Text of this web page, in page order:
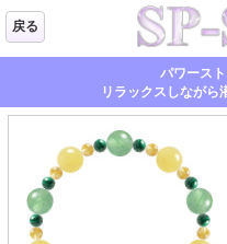
戻る
パワース
リラックスしなが